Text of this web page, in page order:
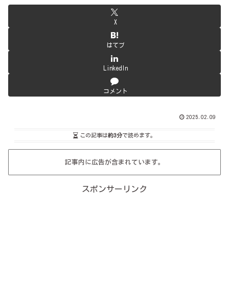
X
はてブ
LinkedIn
コメント
2025.02.09
この記事は約3分で読めます。
記事内に広告が含まれています。
スポンサーリンク